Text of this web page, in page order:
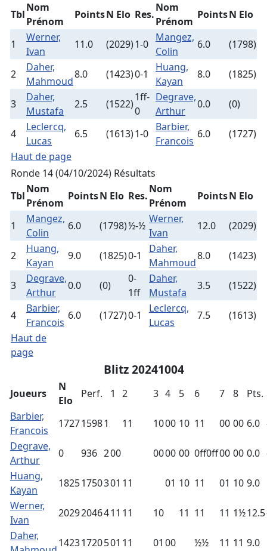
Tbl
Nom
Prénom
PointsN Elo Res.
Nom
Prénom
PointsN Elo
1
Werner,
Ivan
11.0 (2029)1-0
Mangez,
Colin
6.0 (1798)
2
Daher,
Mahmoud
8.0 (1423)0-1
Huang,
Kayan
8.0 (1825)
3
Daher,
Mustafa
2.5 (1522)
1ff-
0
Degrave,
Arthur
0.0 (0)
4
Leclercq,
Lucas
6.5 (1613)1-0
Barbier,
Francois
6.0
(1727)
Haut de page
Ronde 14 (04/10/2024) Résultats
Tbl
Nom
Prénom
PointsN Elo Res.
Nom
Prénom
PointsN Elo
1
Mangez,
Colin
6.0 (1798)½-½
Werner,
Ivan
12.0 (2029)
2
Huang,
Kayan
9.0 (1825)0-1
Daher,
Mahmoud
8.0 (1423)
3
Degrave,
Arthur
0.0 (0)
0-
1ff
Daher,
Mustafa
3.5 (1522)
4
Barbier,
Francois
6.0 (1727)0-1
Leclercq,
Lucas
7.5
(1613)
Haut de
page
Blitz 20241004
Joueurs
N
Elo
Perf. 1 2 3 4 5 6 7 8 Pts.
Barbier,
Francois
172715981 11 1000 10 11 00 00 6.0
Degrave,
Arthur
0 936 200 0000 00 0ff0ff00 00 0.0
Huang,
Kayan
18251750301 11 01 10 11 01 10 9.0
Werner,
Ivan
20292046411 11 10 11 11 11 1½12.5
Daher,
14231720501 11 01 00 ½½ 11 11 9.0